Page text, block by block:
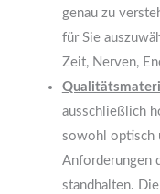
genau zu
für Sie
Zeit, Nerven,
ausschließlich
sowohl optisch
Anforderungen
standhalten.